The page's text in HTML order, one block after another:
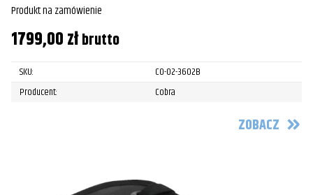
Produkt na zamówienie
1799,00złbrutto
SKU:
CO-02-3602B
Producent:
Cobra
ZOBACZ